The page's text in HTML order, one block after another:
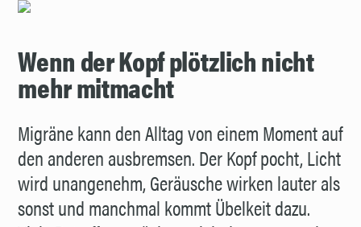
Wenn der Kopf plötzlich nicht
mehr mitmacht
Migräne kann den Alltag von einem Moment auf
den anderen ausbremsen. Der Kopf pocht, Licht
wird unangenehm, Geräusche wirken lauter als
sonst und manchmal kommt Übelkeit dazu.